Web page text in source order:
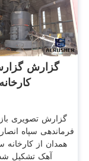
گزارش تصویری
فرماندهی سپاه
همدان از کارخانه
آهک تشکیل